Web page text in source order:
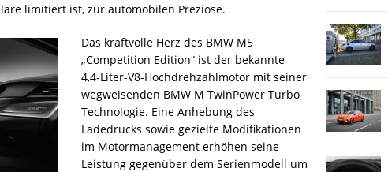
limitiert ist, zur automobilen Preziose.
Das kraftvolle Herz des BMW M5
„Competition Edition“ ist der bekannte
4,4‑Liter-V8-Hochdrehzahlmotor mit seiner
wegweisenden BMW M TwinPower Turbo
Technologie. Eine Anhebung des
Ladedrucks sowie gezielte Modifikationen
im Motormanagement erhöhen seine
Leistung gegenüber dem Serienmodell um